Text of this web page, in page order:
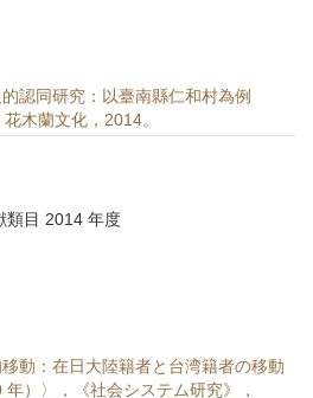
認同研究：以臺南縣仁和村為例
木蘭文化，2014。
類目 2014 年度
動：在日大陸籍者と台湾籍者の移動
）〉，《社会システム研究》，